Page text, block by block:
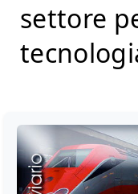
settore